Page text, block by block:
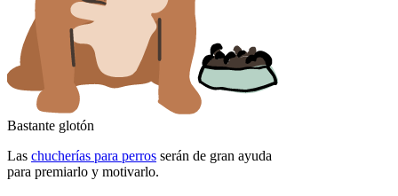
Bastante glotón
Las chucherías para perros serán de gran ayuda
para premiarlo y motivarlo.